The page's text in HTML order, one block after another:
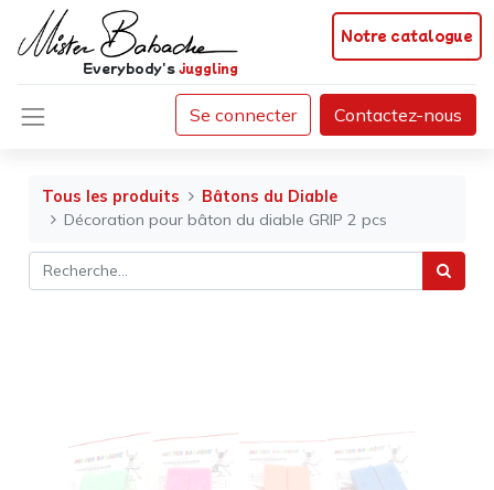
Notre catalogue
Everybody'sjuggling
Se connecter Contactez-nous
Tous les produits
Bâtons du Diable
Décoration pour bâton du diable GRIP 2 pcs